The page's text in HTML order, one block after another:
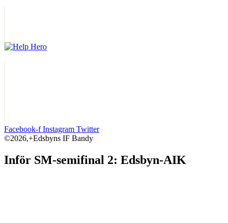
Facebook-f Instagram Twitter
©2026,+Edsbyns IF Bandy
Inför SM-semifinal 2: Edsbyn-AIK